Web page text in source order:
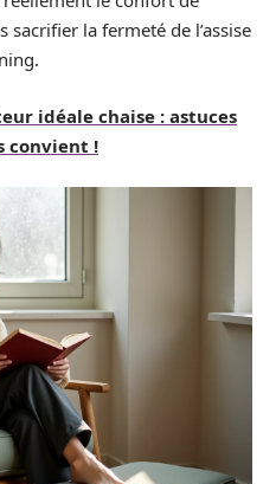
la fermeté de l’assise
idéale chaise : astuces
convient !